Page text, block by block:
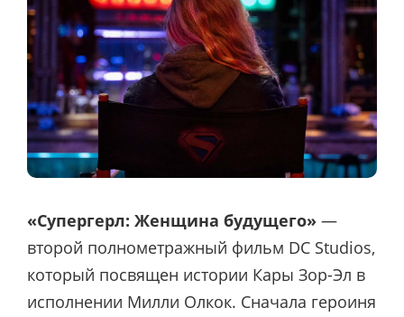
«Супергерл: Женщина будущего» —
второй полнометражный фильм DC Studios,
который посвящен истории Кары Зор-Эл в
исполнении Милли Олкок. Сначала героиня